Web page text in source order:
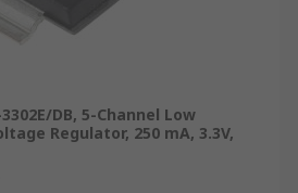
DB, 5-Channel Low
Regulator, 250 mA, 3.3V,